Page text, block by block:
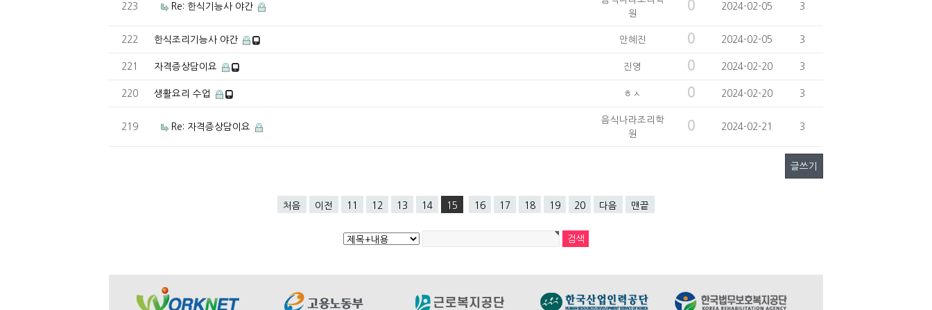
223 Re: 한식기능사 야간
원
0 2024-02-05 3
222 한식조리기능사 야간 안혜진 0 2024-02-05 3
221 자격증상담이요 진영 0 2024-02-20 3
220 생활요리 수업 ㅎㅅ 0 2024-02-20 3
219 Re: 자격증상담이요
음식나라조리학
원
0 2024-02-21 3
글쓰기
처음 이전 11 12 13 14 15 16 17 18 19 20 다음 맨끝